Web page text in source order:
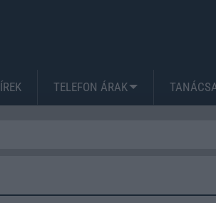
TELEFON ÁRAK